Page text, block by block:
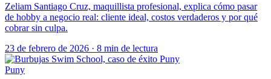
Zeliam Santiago Cruz, maquillista profesional, explica cómo pasar
de hobby a negocio real: cliente ideal, costos verdaderos y por qué
cobrar sin culpa.
23 de febrero de 2026 · 8 min de lectura
Puny